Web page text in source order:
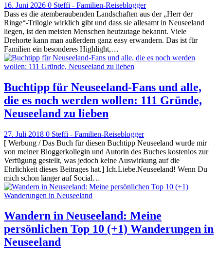
16. Juni 2026 0 Steffi - Familien-Reiseblogger
Dass es die atemberaubenden Landschaften aus der „Herr der
Ringe“-Trilogie wirklich gibt und dass sie allesamt in Neuseeland
liegen, ist den meisten Menschen heutzutage bekannt. Viele
Drehorte kann man außerdem ganz easy erwandern. Das ist für
Familien ein besonderes Highlight,…
Buchtipp für Neuseeland-Fans und alle,
die es noch werden wollen: 111 Gründe,
Neuseeland zu lieben
27. Juli 2018 0 Steffi - Familien-Reiseblogger
[ Werbung / Das Buch für diesen Buchtipp Neuseeland wurde mir
von meiner Bloggerkollegin und Autorin des Buches kostenlos zur
Verfügung gestellt, was jedoch keine Auswirkung auf die
Ehrlichkeit dieses Beitrages hat.] Ich.Liebe.Neuseeland! Wenn Du
mich schon länger auf Social…
Wandern in Neuseeland: Meine
persönlichen Top 10 (+1) Wanderungen in
Neuseeland